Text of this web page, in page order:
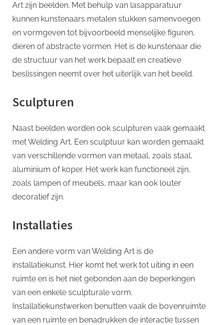
Art zijn beelden. Met behulp van lasapparatuur
kunnen kunstenaars metalen stukken samenvoegen
en vormgeven tot bijvoorbeeld menselijke figuren,
dieren of abstracte vormen. Het is de kunstenaar die
de structuur van het werk bepaalt en creatieve
beslissingen neemt over het uiterlijk van het beeld.
Sculpturen
Naast beelden worden ook sculpturen vaak gemaakt
met Welding Art. Een sculptuur kan worden gemaakt
van verschillende vormen van metaal, zoals staal,
aluminium of koper. Het werk kan functioneel zijn,
zoals lampen of meubels, maar kan ook louter
decoratief zijn.
Installaties
Een andere vorm van Welding Art is de
installatiekunst. Hier komt het werk tot uiting in een
ruimte en is het niet gebonden aan de beperkingen
van een enkele sculpturale vorm.
Installatiekunstwerken benutten vaak de bovenruimte
van een ruimte en benadrukken de interactie tussen